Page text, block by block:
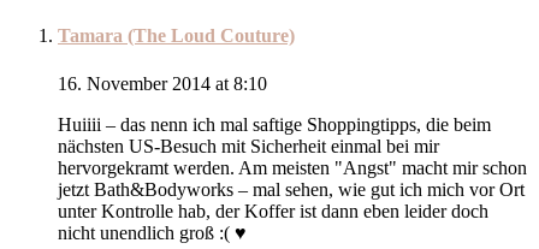
Tamara (The Loud Couture)
16. November 2014 at 8:10
Huiiii – das nenn ich mal saftige Shoppingtipps, die beim
nächsten US-Besuch mit Sicherheit einmal bei mir
hervorgekramt werden. Am meisten "Angst" macht mir schon
jetzt Bath&Bodyworks – mal sehen, wie gut ich mich vor Ort
unter Kontrolle hab, der Koffer ist dann eben leider doch
nicht unendlich groß :( ♥